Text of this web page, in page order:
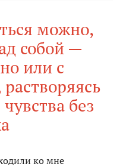
можно,
собой —
или с
без
ко мне